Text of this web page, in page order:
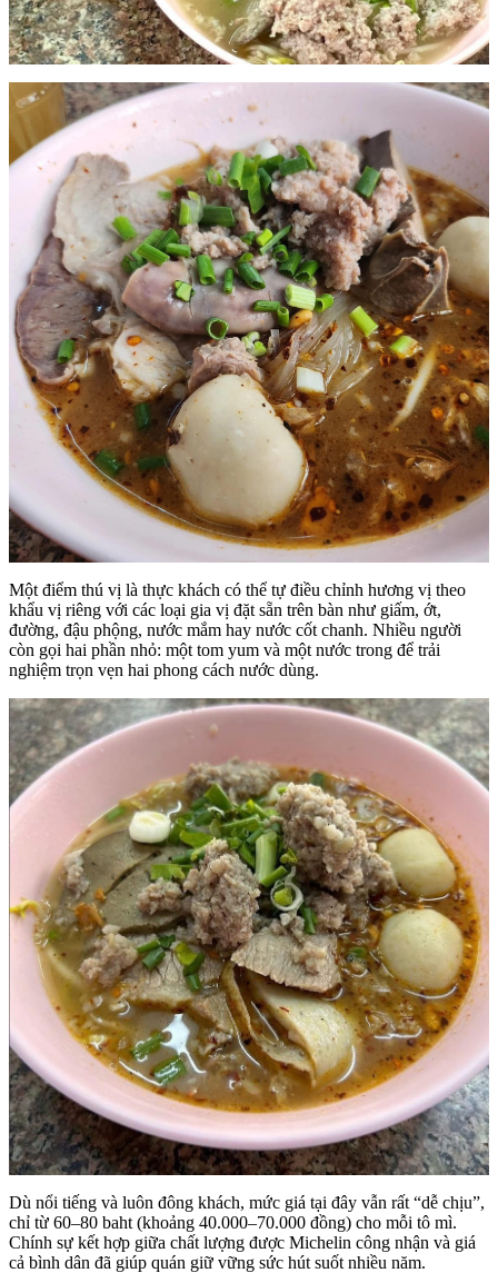
Một điểm thú vị là thực khách có thể tự điều chỉnh hương vị theo
khẩu vị riêng với các loại gia vị đặt sẵn trên bàn như giấm, ớt,
đường, đậu phộng, nước mắm hay nước cốt chanh. Nhiều người
còn gọi hai phần nhỏ: một tom yum và một nước trong để trải
nghiệm trọn vẹn hai phong cách nước dùng.
Dù nổi tiếng và luôn đông khách, mức giá tại đây vẫn rất “dễ chịu”,
chỉ từ 60–80 baht (khoảng 40.000–70.000 đồng) cho mỗi tô mì.
Chính sự kết hợp giữa chất lượng được Michelin công nhận và giá
cả bình dân đã giúp quán giữ vững sức hút suốt nhiều năm.